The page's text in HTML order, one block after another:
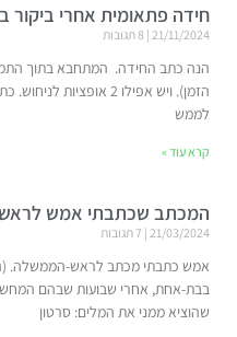
חידה פתאומית אחרי ביקור
21/11/2024
הנה כתב החידה. המתחבא בתוך
הזמן). ויש אפילו 2
לממש
קרא עוד »
המכתב שכתבתי אמש
21/03/2024
אמש כתבתי מכתב לראש-הממשלה.
בבת-אחת, אחרי שבועות שבהם
שהוציא ממני את המלים: סרטון